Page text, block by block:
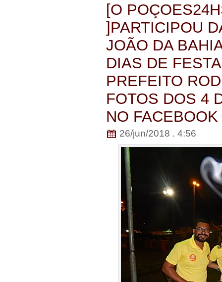
[O
]PARTICIPOU
JOÃO DA
DIAS DE
PREFEITO
FOTOS DOS 4
NO
26/jun/2018 . 4:56